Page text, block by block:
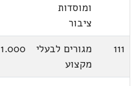
ומוסדות
ציבור
111
מגורים לבעלי
מקצוע
1.000